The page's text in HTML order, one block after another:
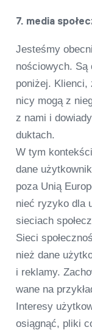
7. media
Jes­teśmy
nościo­wych. Są
poniżej.
nicy mogą z
z nami i
duktach.
W tym
dane
poza Unią
nieć ryzyko dla
sie­ciach
Sieci
nież dane
i reklamy.
wane na
Interesy
osią­gnąć, pliki